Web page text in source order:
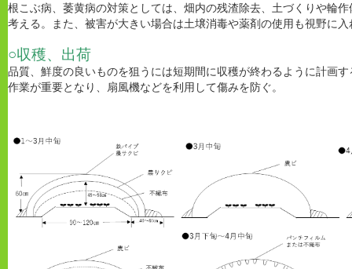
根こぶ病、萎黄病の対策としては、畑内の残渣除去、土づくりや輪
考える。また、被害が大きい場合は土壌消毒や薬剤の使用も視野に入
○収穫、出荷
品質、鮮度の良いものを狙うには短期間に収穫が終わるように計画
作業が重要となり、扇風機などを利用して傷みを防ぐ。